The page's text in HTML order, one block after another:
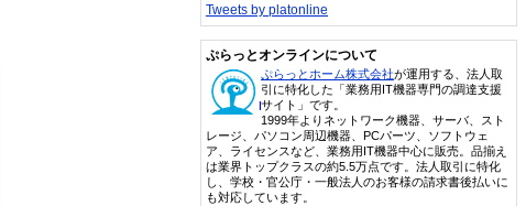
Tweets by platonline
ぷらっとオンラインについて
ぷらっとホーム株式会社が運用する、法人取
引に特化した「業務用IT機器専門の調達支援
サイト」です。
1999年よりネットワーク機器、サーバ、スト
レージ、パソコン周辺機器、PCパーツ、ソフトウェ
ア、ライセンスなど、業務用IT機器中心に販売。品揃え
は業界トップクラスの約5.5万点です。法人取引に特化
し、学校・官公庁・一般法人のお客様の請求書後払いに
も対応しています。